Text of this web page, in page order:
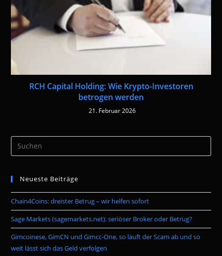
RCH Capital Holding: Wie Krypto-Investoren
betrogen werden
21. Februar 2026
the
Neueste Beiträge
Chain4Coins: dreister Betrug – wir helfen sofort
Sage Markets (sagemarkets.net): seriöser Broker oder Betrug?
Gimcoinese, GimCN und Gimcc-One, so läuft der Scam ab und so
weit lässt sich das Geld verfolgen